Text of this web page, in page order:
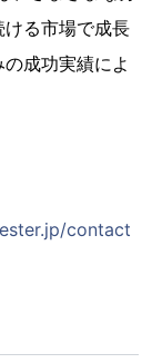
る市場で成長
成功実績によ
contact